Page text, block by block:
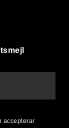
accepterar